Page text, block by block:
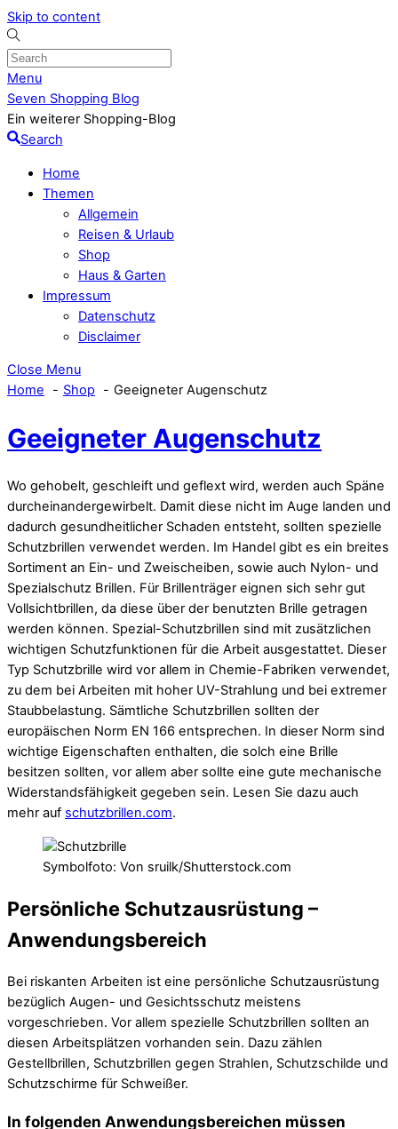
Skip to content
Menu
Seven Shopping Blog
Ein weiterer Shopping-Blog
Search
Home
Themen
Allgemein
Reisen & Urlaub
Shop
Haus & Garten
Impressum
Datenschutz
Disclaimer
Close Menu
Home
Shop Geeigneter Augenschutz
Geeigneter Augenschutz
Wo gehobelt, geschleift und geflext wird, werden auch Späne
durcheinandergewirbelt. Damit diese nicht im Auge landen und
dadurch gesundheitlicher Schaden entsteht, sollten spezielle
Schutzbrillen verwendet werden. Im Handel gibt es ein breites
Sortiment an Ein- und Zweischeiben, sowie auch Nylon- und
Spezialschutz Brillen. Für Brillenträger eignen sich sehr gut
Vollsichtbrillen, da diese über der benutzten Brille getragen
werden können. Spezial-Schutzbrillen sind mit zusätzlichen
wichtigen Schutzfunktionen für die Arbeit ausgestattet. Dieser
Typ Schutzbrille wird vor allem in Chemie-Fabriken verwendet,
zu dem bei Arbeiten mit hoher UV-Strahlung und bei extremer
Staubbelastung. Sämtliche Schutzbrillen sollten der
europäischen Norm EN 166 entsprechen. In dieser Norm sind
wichtige Eigenschaften enthalten, die solch eine Brille
besitzen sollten, vor allem aber sollte eine gute mechanische
Widerstandsfähigkeit gegeben sein. Lesen Sie dazu auch
mehr auf schutzbrillen.com.
Symbolfoto: Von sruilk/Shutterstock.com
Persönliche Schutzausrüstung –
Anwendungsbereich
Bei riskanten Arbeiten ist eine persönliche Schutzausrüstung
bezüglich Augen- und Gesichtsschutz meistens
vorgeschrieben. Vor allem spezielle Schutzbrillen sollten an
diesen Arbeitsplätzen vorhanden sein. Dazu zählen
Gestellbrillen, Schutzbrillen gegen Strahlen, Schutzschilde und
Schutzschirme für Schweißer.
In folgenden Anwendungsbereichen müssen